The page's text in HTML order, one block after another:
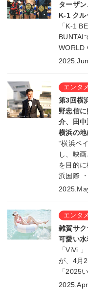
ターザ
K-1 クル
「K-1
BUNTAI
WORLD
エンタメ
第3回横
野忠信
介、田
横浜の地
“横浜ベ
し、映
を目的
浜国際
エンタメ
雑賀サ
可愛い水
「ViVi
が、4月
「2025